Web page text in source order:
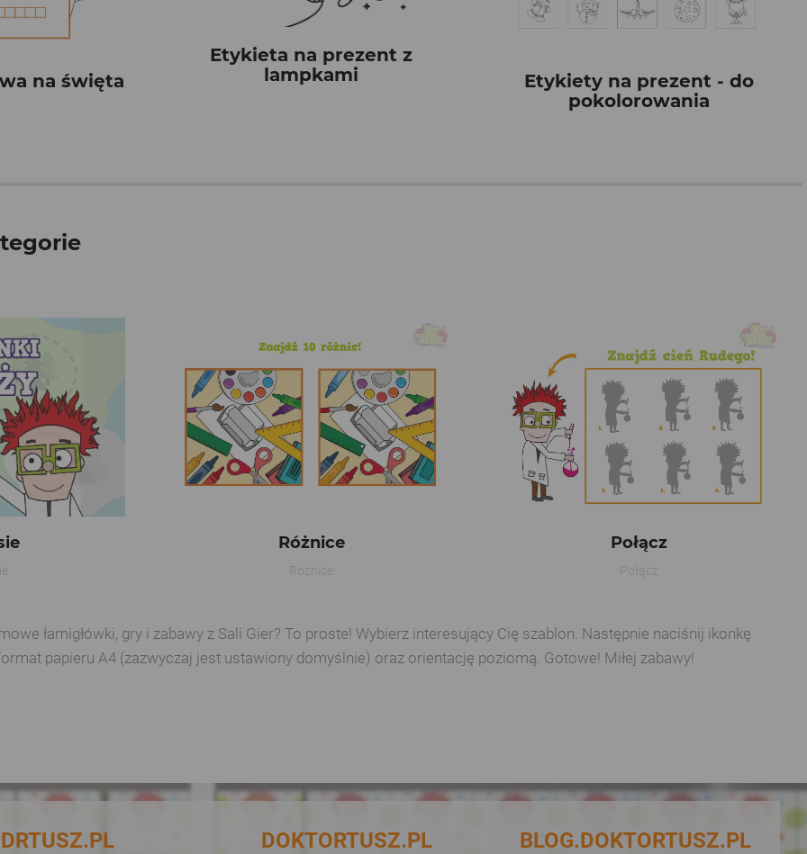
na święta
Etykieta na prezent z
lampkami
Etykiety na prezent - do
pokolorowania
Różnice
Różnice
Połącz
Połącz
łamigłówki, gry i zabawy z Sali Gier? To proste! Wybierz interesujący Cię szablon. Następnie naciśnij ikonkę
papieru A4 (zazwyczaj jest ustawiony domyślnie) oraz orientację poziomą. Gotowe! Miłej zabawy!
DRTUSZ.PL DOKTORTUSZ.PL BLOG.DOKTORTUSZ.PL